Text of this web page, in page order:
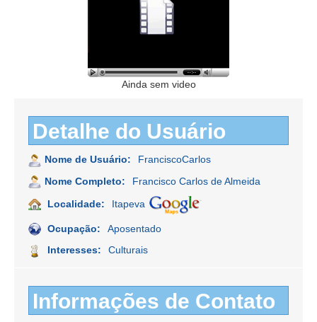
Ainda sem video
Detalhe do Usuário
Nome de Usuário:
FranciscoCarlos
Nome Completo:
Francisco Carlos de Almeida
Localidade: Itapeva
Ocupação:
Aposentado
Interesses:
Culturais
Informações de Contato